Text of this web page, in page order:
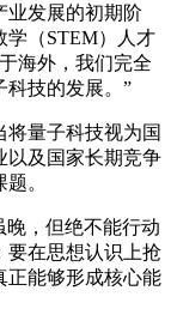
业发展的初期阶
学（STEM）人才
海外，我们完全
科技的发展。”
将量子科技视为国
以及国家长期竞争
。
晚，但绝不能行动
要在思想认识上抢
正能够形成核心能